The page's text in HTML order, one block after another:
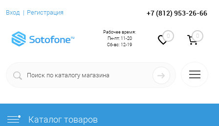
Вход Регистрация +7 (812) 953-26-66
0 0
Рабочее время:
Пн-пт: 11-20
Сб-вс: 12-19
Каталог товаров